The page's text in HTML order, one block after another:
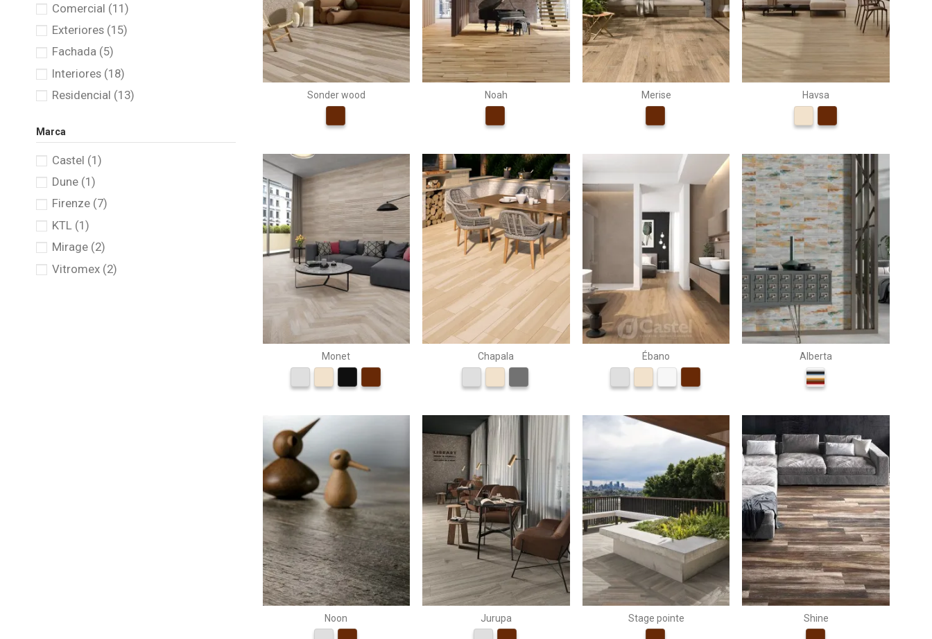
Sonder wood Noah Merise Havsa
Monet Chapala Ébano Alberta
Noon Jurupa Stage pointe Shine
Comercial (11)
Exteriores (15)
Fachada (5)
Interiores (18)
Residencial (13)
Marca
Castel (1)
Dune (1)
Firenze (7)
KTL (1)
Mirage (2)
Vitromex (2)